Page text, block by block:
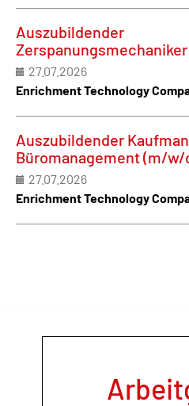
Auszubildender
27.07.2026
Enrichment Technology
Auszubildender
Büromanagement (m/w/
27.07.2026
Enrichment Technology